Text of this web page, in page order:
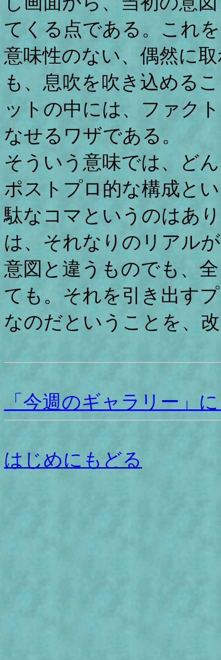
てくる点である。これ
意味性のない、偶然に
も、息吹を吹き込める
ットの中には、ファク
なせるワザである。
そういう意味では、ど
ポストプロ的な構成と
駄なコマというのはあ
は、それなりのリアル
意図と違うものでも、
ても。それを引き出す
なのだということを、
「今週のギャラリー」
はじめにもどる